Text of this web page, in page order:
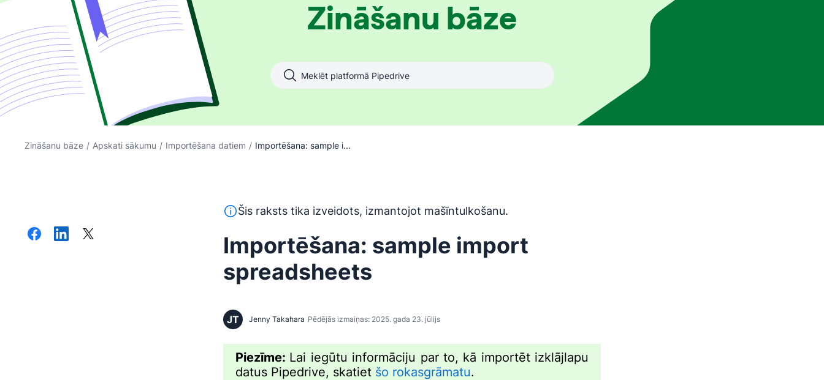
Zināšanu bāze
Zināšanu bāze / Apskati sākumu / Importēšana datiem / Importēšana: sample i...
Šis teksts ir tulkots no angļu valodas, izmantojot mašīntulkošanas rīku, un to nav pārlasījis vai rediģējis cilvēks. Mašīna var
Šis raksts tika izveidots, izmantojot mašīntulkošanu.
Importēšana: sample import
spreadsheets
JT Jenny Takahara Pēdējās izmaiņas: 2025. gada 23. jūlijs
Piezīme: Lai iegūtu informāciju par to, kā importēt izklājlapu
datus Pipedrive, skatiet šo rokasgrāmatu.